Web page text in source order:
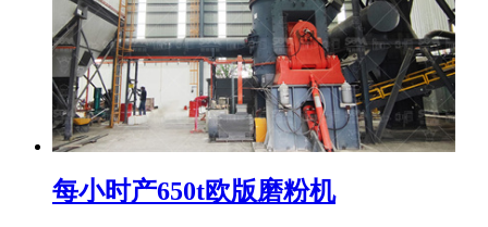
每小时产650t欧版磨粉机